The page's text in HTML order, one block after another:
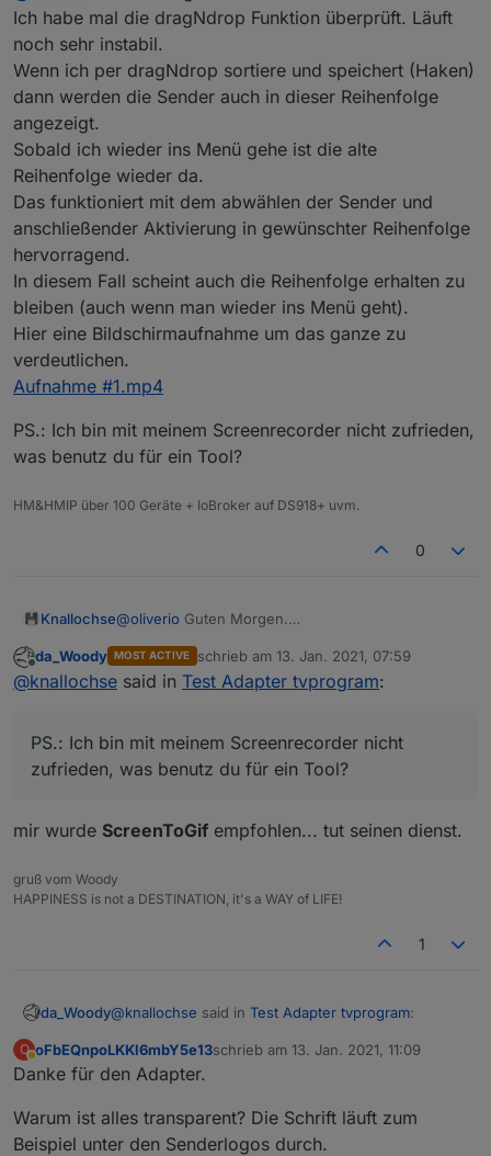
Ich habe mal die dragNdrop Funktion überprüft. Läuft
noch sehr instabil.
Wenn ich per dragNdrop sortiere und speichert (Haken)
dann werden die Sender auch in dieser Reihenfolge
angezeigt.
Sobald ich wieder ins Menü gehe ist die alte
Reihenfolge wieder da.
Das funktioniert mit dem abwählen der Sender und
anschließender Aktivierung in gewünschter Reihenfolge
hervorragend.
In diesem Fall scheint auch die Reihenfolge erhalten zu
bleiben (auch wenn man wieder ins Menü geht).
Hier eine Bildschirmaufnahme um das ganze zu
verdeutlichen.
Aufnahme #1.mp4
PS.: Ich bin mit meinem Screenrecorder nicht zufrieden,
was benutz du für ein Tool?
HM&HMIP über 100 Geräte + IoBroker auf DS918+ uvm.
0
Knallochse@oliverio Guten Morgen.
Läuft noch sehr instabil.
Wenn ich per dragNdrop sortiere und speichert
Sobald ich wieder ins Menü gehe ist die alte
Reihenfolge wieder da.
Reihenfolge hervorragend.
Hier eine Bildschirmaufnahme um das ganze zu
PS.: Ich bin mit meinem Screenrecorder nicht
zufrieden, was benutz du für ein Tool?
Offline
da_Woody MOST ACTIVE schrieb am 13. Jan. 2021, 07:59
zuletzt editiert von
@knallochse said in Test Adapter tvprogram:
PS.: Ich bin mit meinem Screenrecorder nicht
zufrieden, was benutz du für ein Tool?
mir wurde ScreenToGif empfohlen... tut seinen dienst.
gruß vom Woody
HAPPINESS is not a DESTINATION, it's a WAY of LIFE!
1
da_Woody@knallochse said in Test Adapter tvprogram:
PS.: Ich bin mit meinem Screenrecorder nicht
mir wurde
ScreenToGif
empfohlen... tut seinen
O
Abwesend
oFbEQnpoLKKl6mbY5e13schrieb am 13. Jan. 2021, 11:09
zuletzt editiert von
Danke für den Adapter.
Warum ist alles transparent? Die Schrift läuft zum
Beispiel unter den Senderlogos durch.